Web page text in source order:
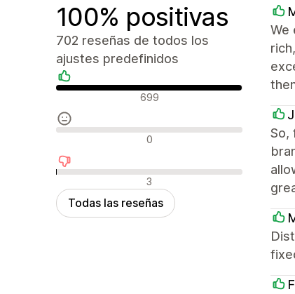
100% positivas
702 reseñas de todos los
ajustes predefinidos
Reseñas positivas699
Reseñas neutras 0
Reseñas negativas
3
Todas las reseñas
We
So,